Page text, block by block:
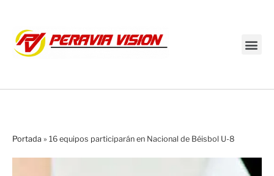
Portada » 16 equipos participarán en Nacional de Béisbol U-8